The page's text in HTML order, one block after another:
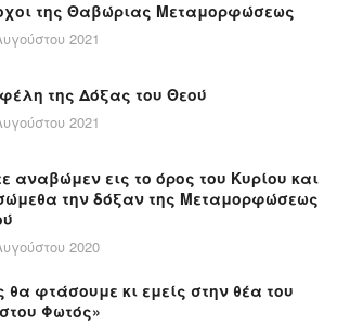
της Θαβώριας Μεταμορφώσεως
2021
της Δόξας του Θεού
2021
αναβώμεν εις το όρος του Κυρίου και
την δόξαν της Μεταμορφώσεως
2020
θα φτάσουμε κι εμείς στην θέα του
Φωτός»